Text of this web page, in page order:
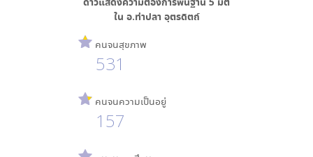
ใน อ.ท่าปลา อุตรดิตถ์
คนจนสุขภาพ
531
คนจนความเป็นอยู่
157